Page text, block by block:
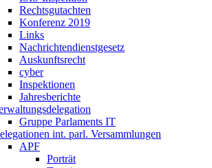
Rechtsgutachten
Konferenz 2019
Links
Nachrichtendienstgesetz
Auskunftsrecht
cyber
Inspektionen
Jahresberichte
Gruppe Parlaments IT
int. parl. Versammlungen
APF
Porträt